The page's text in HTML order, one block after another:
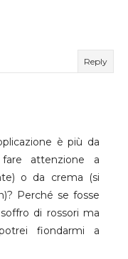
Reply
è più da
attenzione a
o da crema (si
Perché se fosse
di rossori ma
fiondarmi a